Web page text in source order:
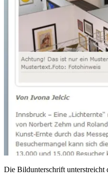
Die Bildunterschrift unterstreicht